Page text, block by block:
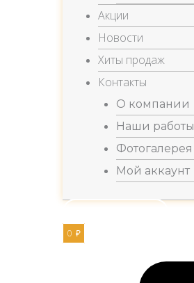
Акции
Новости
Хиты продаж
Контакты
О компании
Наши работы
Фотогалерея
Мой аккаунт
0 ₽